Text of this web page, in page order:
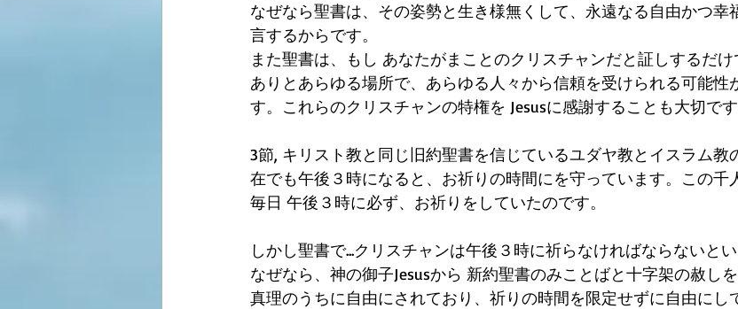
なぜなら聖書は、その姿勢と生き様無くして、永遠なる自由かつ幸
言するからです。
また聖書は、もし あなたがまことのクリスチャンだと証しするだ
ありとあらゆる場所で、あらゆる人々から信頼を受けられる可能性
す。これらのクリスチャンの特権を Jesusに感謝することも大切です
3節, キリスト教と同じ旧約聖書を信じているユダヤ教とイスラム教
在でも午後３時になると、お祈りの時間にを守っています。この千
毎日 午後３時に必ず、お祈りをしていたのです。
しかし聖書で...クリスチャンは午後３時に祈らなければならないと
なぜなら、神の御子Jesusから 新約聖書のみことばと十字架の赦し
真理のうちに自由にされており、祈りの時間を限定せずに自由にし